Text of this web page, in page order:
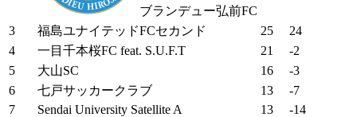
ブランデュー弘前FC
3 福島ユナイテッドFCセカンド 25
24
4
一目千本桜FC feat. S.U.F.T 21
-2
5
大山SC 16
-3
6
七戸サッカークラブ 13
-7
7
Sendai University Satellite A 13
-14